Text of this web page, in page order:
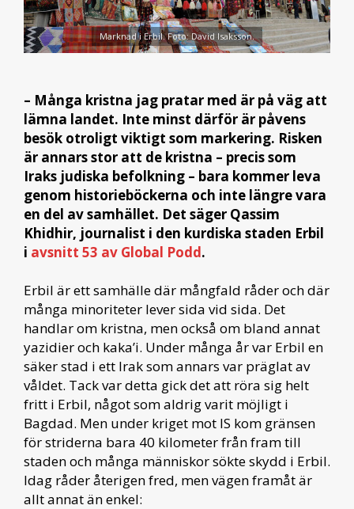
Marknad i Erbil. Foto: David Isaksson.
– Många kristna jag pratar med är på väg att
lämna landet. Inte minst därför är påvens
besök otroligt viktigt som markering. Risken
är annars stor att de kristna – precis som
Iraks judiska befolkning – bara kommer leva
genom historieböckerna och inte längre vara
en del av samhället. Det säger Qassim
Khidhir, journalist i den kurdiska staden Erbil
i avsnitt 53 av Global Podd.
Erbil är ett samhälle där mångfald råder och där
många minoriteter lever sida vid sida. Det
handlar om kristna, men också om bland annat
yazidier och kaka’i. Under många år var Erbil en
säker stad i ett Irak som annars var präglat av
våldet. Tack var detta gick det att röra sig helt
fritt i Erbil, något som aldrig varit möjligt i
Bagdad. Men under kriget mot IS kom gränsen
för striderna bara 40 kilometer från fram till
staden och många människor sökte skydd i Erbil.
Idag råder återigen fred, men vägen framåt är
allt annat än enkel: